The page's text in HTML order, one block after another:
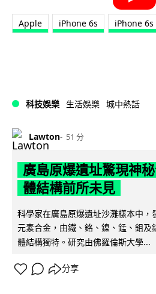
Apple iPhone 6s iPhone 6s
科技娛樂 生活娛樂 城中熱話
Lawton 51 分
廣島原爆遺址驚現神
體結構前所未見
科學家在廣島原爆遺址沙灘樣本中，
元素合金，由鐵、鉻、鎳、錳、鉬及
體結構獨特。研究由佛羅倫斯大學...
分享